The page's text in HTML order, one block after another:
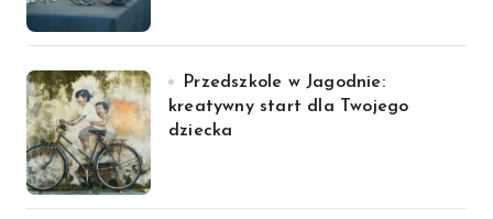
Przedszkole w Jagodnie:
kreatywny start dla Twojego
dziecka